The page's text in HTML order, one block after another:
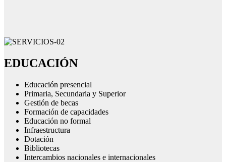
EDUCACIÓN
Educación presencial
Primaria, Secundaria y Superior
Gestión de becas
Formación de capacidades
Educación no formal
Infraestructura
Dotación
Bibliotecas
Intercambios nacionales e internacionales